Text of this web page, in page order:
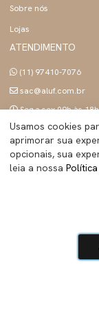
Sobre nós
Lojas
ATENDIMENTO
(11) 97410-7076
sac@aluf.com.br
Seg a sex 09h às 18h
SIGA A ALUF
Usamos cookies
aprimorar sua
opcionais, sua
leia a nossa